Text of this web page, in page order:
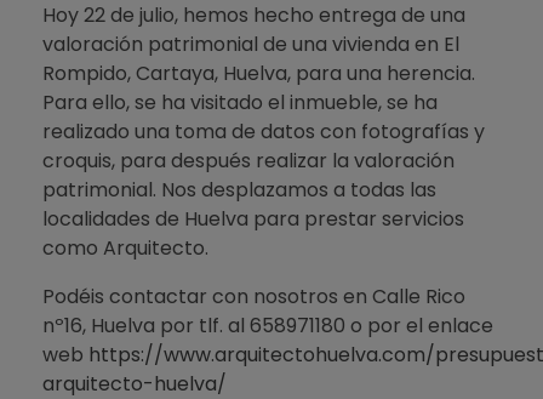
Hoy 22 de julio, hemos hecho entrega de una
valoración patrimonial de una vivienda en El
Rompido, Cartaya, Huelva, para una herencia.
Para ello, se ha visitado el inmueble, se ha
realizado una toma de datos con fotografías y
croquis, para después realizar la valoración
patrimonial. Nos desplazamos a todas las
localidades de Huelva para prestar servicios
como Arquitecto.
Podéis contactar con nosotros en Calle Rico
nº16, Huelva por tlf. al 658971180 o por el enlace
web https://www.arquitectohuelva.com/
arquitecto-huelva/